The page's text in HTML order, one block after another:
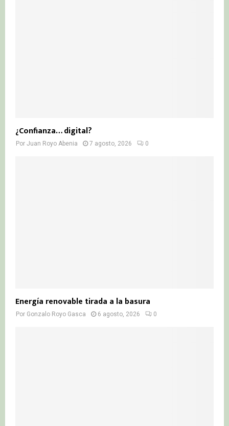
¿Confianza… digital?
Por Juan Royo Abenia 7 agosto, 2026 0
Energía renovable tirada a la basura
Por Gonzalo Royo Gasca 6 agosto, 2026 0